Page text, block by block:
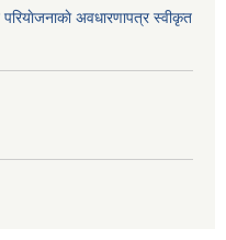
अवधारणापत्र स्वीकृत